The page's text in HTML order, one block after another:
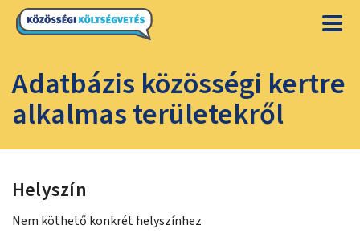
Adatbázis közösségi kertre
alkalmas területekről
Helyszín
Nem köthető konkrét helyszínhez